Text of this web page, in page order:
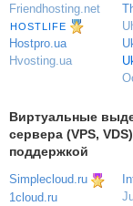
Friendhosting.net
HOSTLIFE
Hostpro.ua
Hvosting.ua
Виртуальные
сервера (VPS,
поддержкой
Simplecloud.ru
1cloud.ru